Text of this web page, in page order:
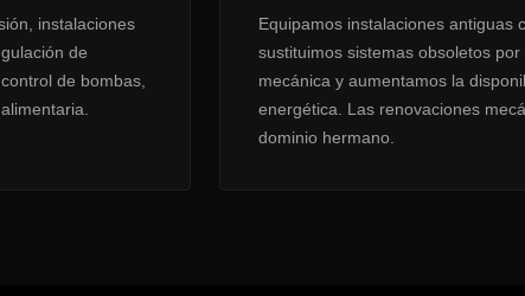
instalaciones
de
de bombas,
Equipamos instalaciones antiguas
sustituimos sistemas obsoletos
mecánica y aumentamos la
energética. Las renovaciones
dominio hermano.